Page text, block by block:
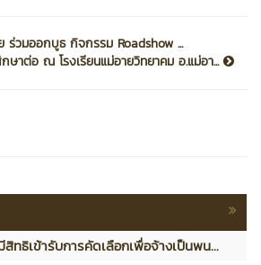
ร่วมออกบูธ กิจกรรม Roadshow ...
กษาต่อ ณ โรงเรียนแม่อายวิทยาคม อ.แม่อา...
ทธิเข้ารับการคัดเลือกเพื่อจ้างเป็นพน...